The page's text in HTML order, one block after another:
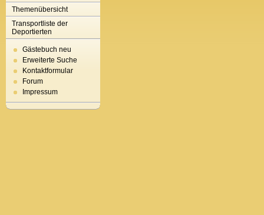
Themenübersicht
Transportliste der
Deportierten
Gästebuch neu
Erweiterte Suche
Kontaktformular
Forum
Impressum